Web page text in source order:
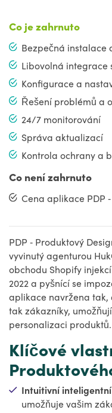
Co je zahrnuto
Bezpečná instalace
Libovolná integrace
Konfigurace a
Řešení problémů a
24/7 monitorování
Správa aktualizací
Kontrola ochrany a
Co není zahrnuto
Cena aplikace PDP
PDP ‑ Produktový
vyvinutý agenturou
obchodu Shopify
2022 a pyšnící se
aplikace navržena tak,
tak zákazníky,
personalizaci produktů.
Klíčové
Intuitivní
umožňuje vašim